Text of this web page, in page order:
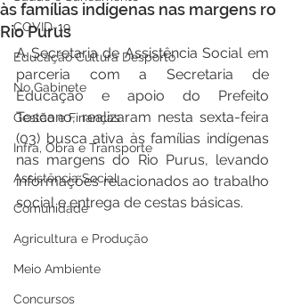
COVID-19
Educação Cultura Desporto
No Gabinete
Gestão e Finanças
Infra, Obra e Transporte
Assistência Social
Comunidade
Agricultura e Produção
Meio Ambiente
Concursos
às famílias indígenas nas margens ro
Rio Purus
A Secretaria de Assistência Social em
parceria com a Secretaria de
Educação e apoio do Prefeito
Toscano, realizaram nesta sexta-feira
(03) busca ativa às famílias indígenas
nas margens do Rio Purus, levando
informações relacionados ao trabalho
social e entrega de cestas básicas.